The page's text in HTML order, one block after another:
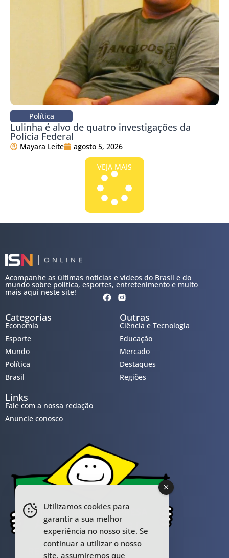
Política
Lulinha é alvo de quatro investigações da
Polícia Federal
Mayara Leite agosto 5, 2026
VEJA MAIS
Acompanhe as últimas notícias e vídeos do Brasil e do
mundo sobre política, esportes, entretenimento e muito
mais aqui neste site!
Categorias
Economia
Esporte
Mundo
Política
Brasil
Outras
Ciência e Tecnologia
Educação
Mercado
Destaques
Regiões
Links
Fale com a nossa redação
Anuncie conosco
Utilizamos cookies para
garantir a sua melhor
experiência no nosso site. Se
continuar a utilizar o nosso
site, assumiremos que